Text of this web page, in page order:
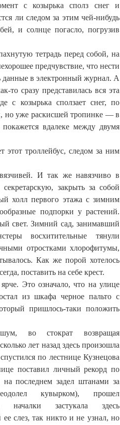
с козырька сполз снег и
ли следом за этим чей-нибудь
и солнце погасло, погрузив
тетрадь перед собой, на
предчувствие, что нести
данные в электронный журнал. А
то сразу представилась вся эта
с козырька сползает снег, по
но уже раскисшей тропинке — в
покажется вдалеке между двумя
этот троллейбус, следом за ним
И так же навязчиво в
закрыть за собой
холл первого этажа с зимним
подпорки у растений.
свет. Зимний сад, занимавший
восхитительные тянули
отросткамихлорофитумы,
Как же порой хотелось
поставить на себе крест.
Это означало, что на улице
из шкафа черное пальто с
пришлось-таки положить
во стократ возвращая
лет назад здесь произошла
по лестнице Кузнецова
поставил личный рекорд по
последнем задел штанами за
кувырком), прошел
началки застукала здесь
слез, так никто и не узнал, но